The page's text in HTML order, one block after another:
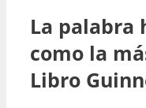
La palabra
como la
Libro